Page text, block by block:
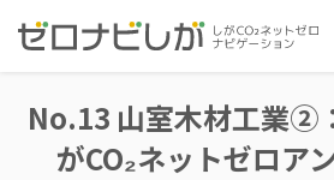
No.13 山室木材工業②
がCO₂ネットゼロア